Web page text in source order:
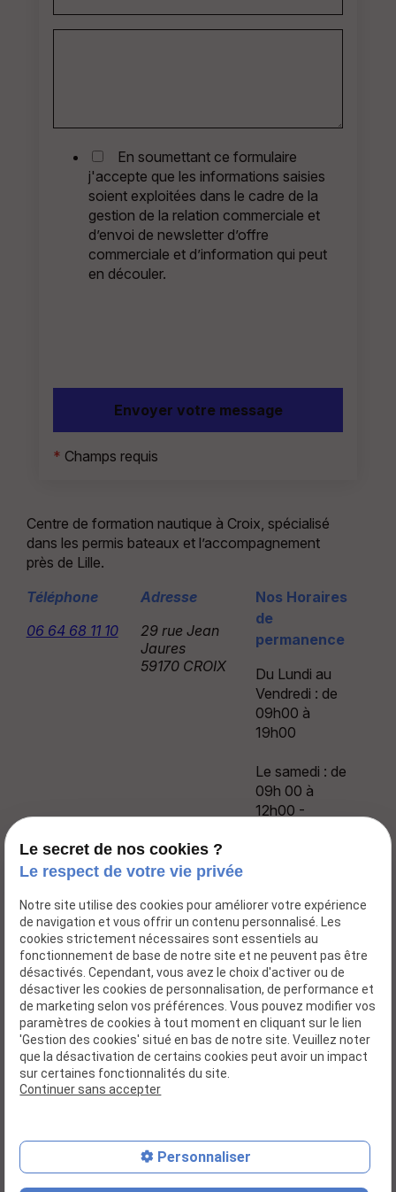
En soumettant ce formulaire
j'accepte que les informations saisies
soient exploitées dans le cadre de la
gestion de la relation commerciale et
d’envoi de newsletter d’offre
commerciale et d’information qui peut
en découler.
* Champs requis
Centre de formation nautique à Croix, spécialisé
dans les permis bateaux et l’accompagnement
près de Lille.
Téléphone
06 64 68 11 10
Adresse
29 rue Jean
Jaures
59170 CROIX
Nos Horaires
de
permanence
Du Lundi au
Vendredi : de
09h00 à
19h00
Le samedi : de
09h 00 à
12h00 -
Accueil
Actualités
Dossier d'inscription
Galerie photos
Contact
Le secret de nos cookies ?
Le respect de votre vie privée
Notre site utilise des cookies pour améliorer votre expérience
de navigation et vous offrir un contenu personnalisé. Les
cookies strictement nécessaires sont essentiels au
fonctionnement de base de notre site et ne peuvent pas être
désactivés. Cependant, vous avez le choix d'activer ou de
désactiver les cookies de personnalisation, de performance et
de marketing selon vos préférences. Vous pouvez modifier vos
paramètres de cookies à tout moment en cliquant sur le lien
'Gestion des cookies' situé en bas de notre site. Veuillez noter
que la désactivation de certains cookies peut avoir un impact
sur certaines fonctionnalités du site.
Continuer sans accepter
Personnaliser